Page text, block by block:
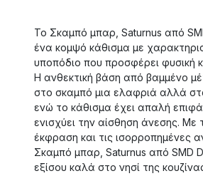
Το Σκαμπό μπαρ, Saturnus από
ένα κομψό κάθισμα με
υποπόδιο που προσφέρει φυσική
Η ανθεκτική βάση από βαμμένο
στο σκαμπό μια ελαφριά αλλά
ενώ το κάθισμα έχει απαλή
ενισχύει την αίσθηση άνεσης. Με
έκφραση και τις ισορροπημένες
Σκαμπό μπαρ, Saturnus από SMD
εξίσου καλά στο νησί της